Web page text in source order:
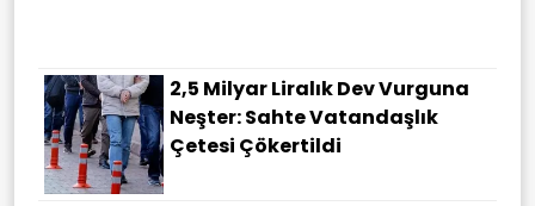
2,5 Milyar Liralık Dev Vurguna
Neşter: Sahte Vatandaşlık
Çetesi Çökertildi